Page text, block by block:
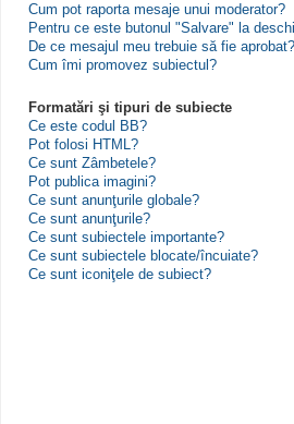
Cum pot raporta mesaje unui moderator?
Pentru ce este butonul "Salvare" la
De ce mesajul meu trebuie să fie aprobat?
Cum îmi promovez subiectul?
Formatări şi tipuri de subiecte
Ce este codul BB?
Pot folosi HTML?
Ce sunt Zâmbetele?
Pot publica imagini?
Ce sunt anunţurile globale?
Ce sunt anunţurile?
Ce sunt subiectele importante?
Ce sunt subiectele blocate/încuiate?
Ce sunt iconiţele de subiect?